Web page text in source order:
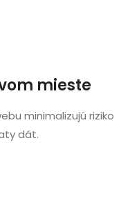
mieste
minimalizujú riziko
dát.